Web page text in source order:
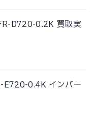
D720-0.2K 買取実
E720-0.4K インバー